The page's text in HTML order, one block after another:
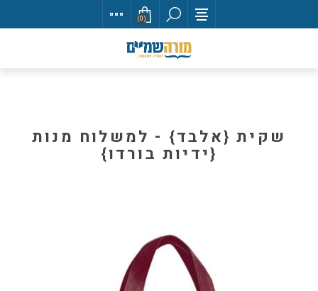
(0)
שקית {אלבד} - למשלוח מנות
{ידיות בורדו}